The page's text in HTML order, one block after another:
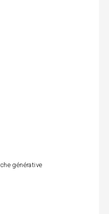
générative